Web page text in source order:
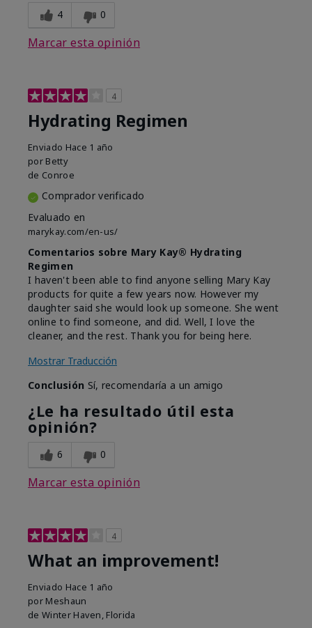
4 0
Marcar esta opinión
4
Hydrating Regimen
Enviado Hace 1 año
por Betty
de Conroe
Comprador verificado
Evaluado en
marykay.com/en-us/
Comentarios sobre Mary Kay® Hydrating
Regimen
I haven't been able to find anyone selling Mary Kay
products for quite a few years now. However my
daughter said she would look up someone. She went
online to find someone, and did. Well, I love the
cleaner, and the rest. Thank you for being here.
Mostrar Traducción
Conclusión Sí, recomendaría a un amigo
¿Le ha resultado útil esta
opinión?
6 0
Marcar esta opinión
4
What an improvement!
Enviado Hace 1 año
por Meshaun
de Winter Haven, Florida